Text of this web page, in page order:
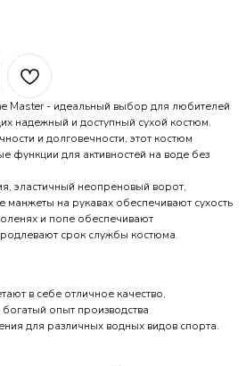
Master - идеальный выбор для любителей
надежный и доступный сухой костюм.
и долговечности, этот костюм
функции для активностей на воде без
эластичный неопреновый ворот,
манжеты на рукавах обеспечивают сухость
и попе обеспечивают
срок службы костюма.
в себе отличное качество,
опыт производства
для различных водных видов спорта.